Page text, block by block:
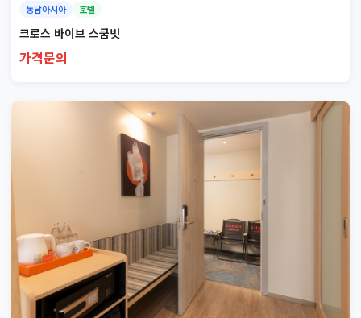
동남아시아 호텔
크로스 바이브 스쿰빗
가격문의